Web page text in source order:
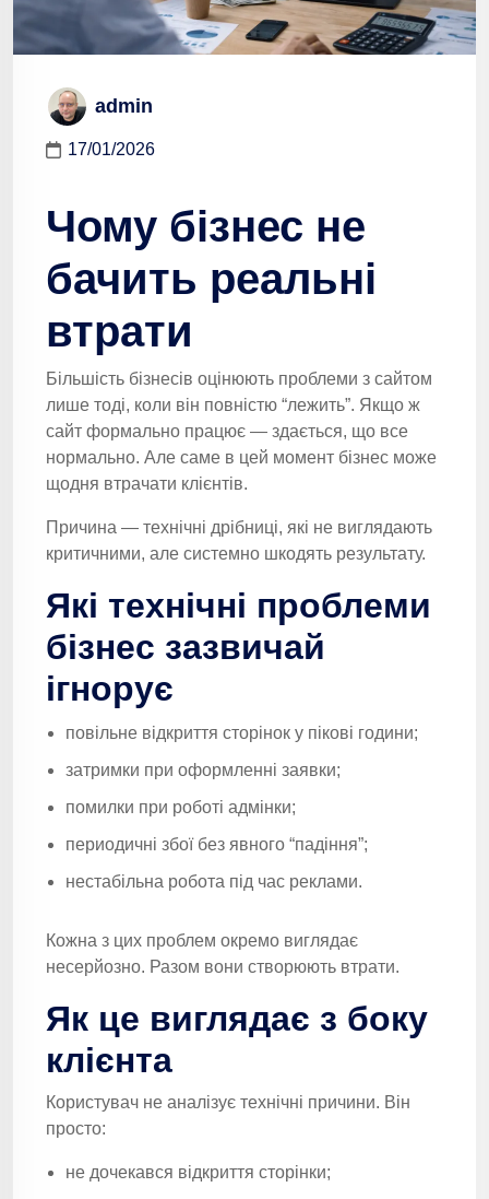
admin
17/01/2026
Чому бізнес не
бачить реальні
втрати
Більшість бізнесів оцінюють проблеми з сайтом
лише тоді, коли він повністю “лежить”. Якщо ж
сайт формально працює — здається, що все
нормально. Але саме в цей момент бізнес може
щодня втрачати клієнтів.
Причина — технічні дрібниці, які не виглядають
критичними, але системно шкодять результату.
Які технічні проблеми
бізнес зазвичай
ігнорує
повільне відкриття сторінок у пікові години;
затримки при оформленні заявки;
помилки при роботі адмінки;
периодичні збої без явного “падіння”;
нестабільна робота під час реклами.
Кожна з цих проблем окремо виглядає
несерйозно. Разом вони створюють втрати.
Як це виглядає з боку
клієнта
Користувач не аналізує технічні причини. Він
просто:
не дочекався відкриття сторінки;